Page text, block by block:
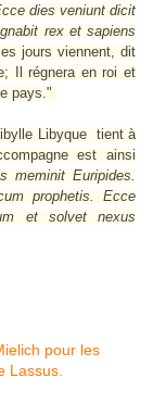
dies veniunt dicit
rex et sapiens
jours viennent, dit
Il régnera en roi et
pays."
Libyque tient à
est ainsi
meminit Euripides.
prophetis. Ecce
et solvet nexus